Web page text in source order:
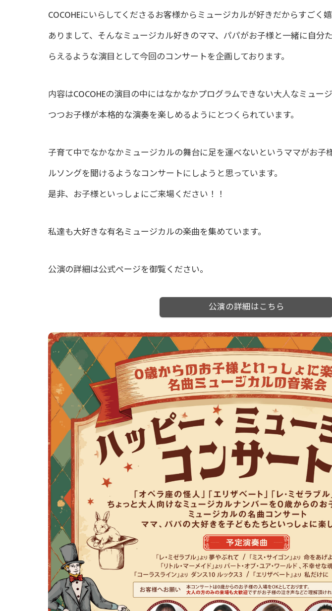
COCOHEにいらしてくださるお客様からミュージカルが好きだからすごく
ありまして、そんなミュージカル好きのママ、パパがお子様と一緒に自分
らえるような演目として今回のコンサートを企画しております。
内容はCOCOHEの演目の中にはなかなかプログラムできない大人なミュー
つつお子様が本格的な演奏を楽しめるようにとつくられています。
子育て中でなかなかミュージカルの舞台に足を運べないというママがお子
ルソングを聞けるようなコンサートにしようと思っています。
是非、お子様といっしょにご来場ください！！
私達も大好きな有名ミュージカルの楽曲を集めています。
公演の詳細は公式ページを御覧ください。
公演の詳細はこちら